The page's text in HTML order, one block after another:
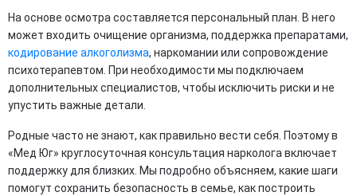
На основе осмотра составляется персональный план. В него
может входить очищение организма, поддержка препаратами,
кодирование алкоголизма, наркомании или сопровождение
психотерапевтом. При необходимости мы подключаем
дополнительных специалистов, чтобы исключить риски и не
упустить важные детали.
Родные часто не знают, как правильно вести себя. Поэтому в
«Мед Юг» круглосуточная консультация нарколога включает
поддержку для близких. Мы подробно объясняем, какие шаги
помогут сохранить безопасность в семье, как построить